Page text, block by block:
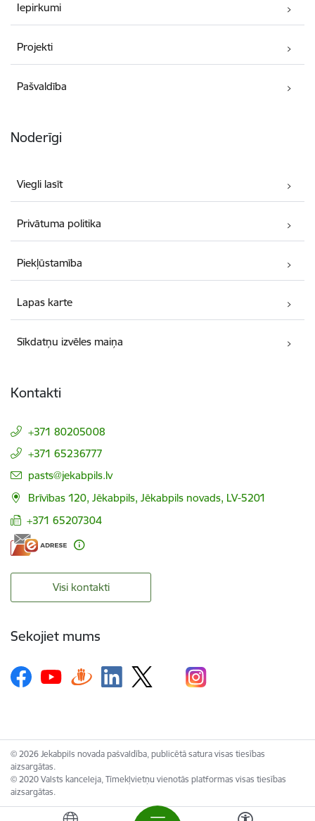
Iepirkumi
Projekti
Pašvaldība
Noderīgi
Viegli lasīt
Privātuma politika
Piekļūstamība
Lapas karte
Sīkdatņu izvēles maiņa
Kontakti
+371 80205008
+371 65236777
E-pasts:
pasts@jekabpils.lv
Brīvības 120, Jēkabpils, Jēkabpils novads, LV-5201
+371 65207304
Visi kontakti
Sekojiet mums
© 2026 Jekabpils novada pašvaldība, publicētā satura visas tiesības
aizsargātas.
© 2020 Valsts kanceleja, Tīmekļvietņu vienotās platformas visas tiesības
aizsargātas.